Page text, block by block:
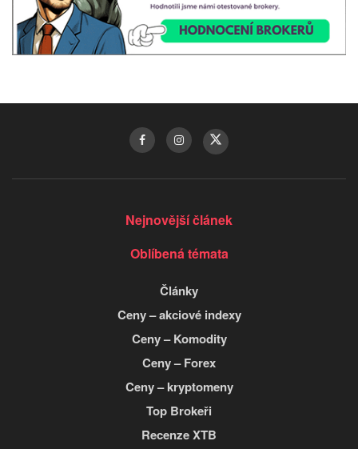
Nejnovější článek
Oblíbená témata
Články
Ceny – akciové indexy
Ceny – Komodity
Ceny – Forex
Ceny – kryptomeny
Top Brokeři
Recenze XTB